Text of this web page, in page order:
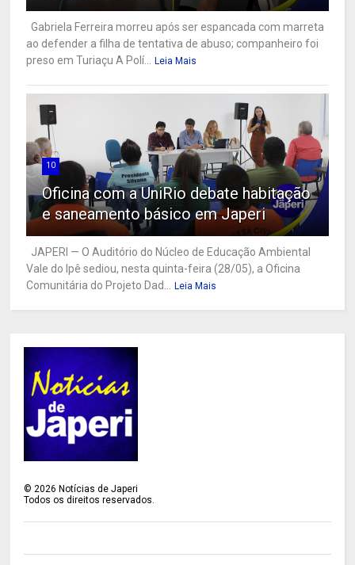
Gabriela Ferreira morreu após ser espancada com marreta
ao defender a filha de tentativa de abuso; companheiro foi
preso em Turiaçu A Polí... Leia Mais
10
Oficina com a UniRio debate habitação
e saneamento básico em Japeri
JAPERI — O Auditório do Núcleo de Educação Ambiental
Vale do Ipê sediou, nesta quinta-feira (28/05), a Oficina
Comunitária do Projeto Dad... Leia Mais
©2026 Notícias de Japeri
Todos os direitos reservados.